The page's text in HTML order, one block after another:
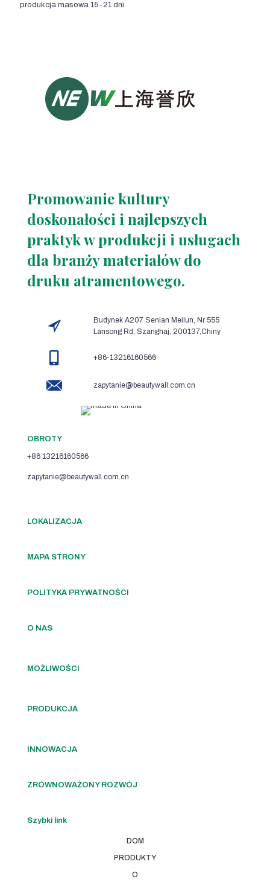
produkcja masowa 15-21 dni
Promowanie kultury
doskonałości i najlepszych
praktyk w produkcji i usługach
dla branży materiałów do
druku atramentowego.
Budynek A207 Senlan Meilun, Nr 555
Lansong Rd, Szanghaj, 200137,Chiny
+86-13216160566
zapytanie@beautywall.com.cn
OBROTY
+86 13216160566
zapytanie@beautywall.com.cn
LOKALIZACJA
MAPA STRONY
POLITYKA PRYWATNOŚCI
O NAS
MOŻLIWOŚCI
PRODUKCJA
INNOWACJA
ZRÓWNOWAŻONY ROZWÓJ
Szybki link
DOM
PRODUKTY
O